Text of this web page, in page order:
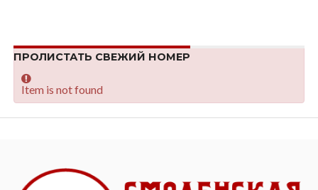
ПРОЛИСТАТЬ СВЕЖИЙ НОМЕР
Item is not found